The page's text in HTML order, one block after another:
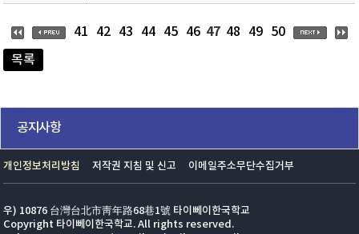
41 42 43 44 45 46 47 48 49
50
목록
공지사항
개인정보처리방침 저작권 지침 및 신고 이메일주소무단수집거부
우) 10876 台灣台北市靑年路68巷1號 타이뻬이한국학교
Copyright 타이뻬이한국학교. All rights reserved.